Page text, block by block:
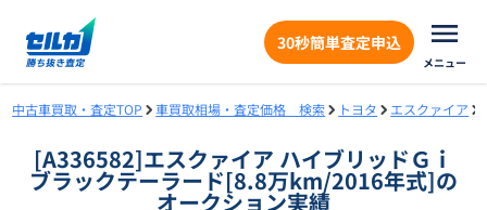
30秒簡単査定申込
メニュー
中古車買取・査定TOP 車買取相場・査定価格 検索 トヨタ エスクァイア
[A336582]エスクァイア ハイブリッドＧｉ
ブラックテーラード[8.8万km/2016年式]の
オークション実績